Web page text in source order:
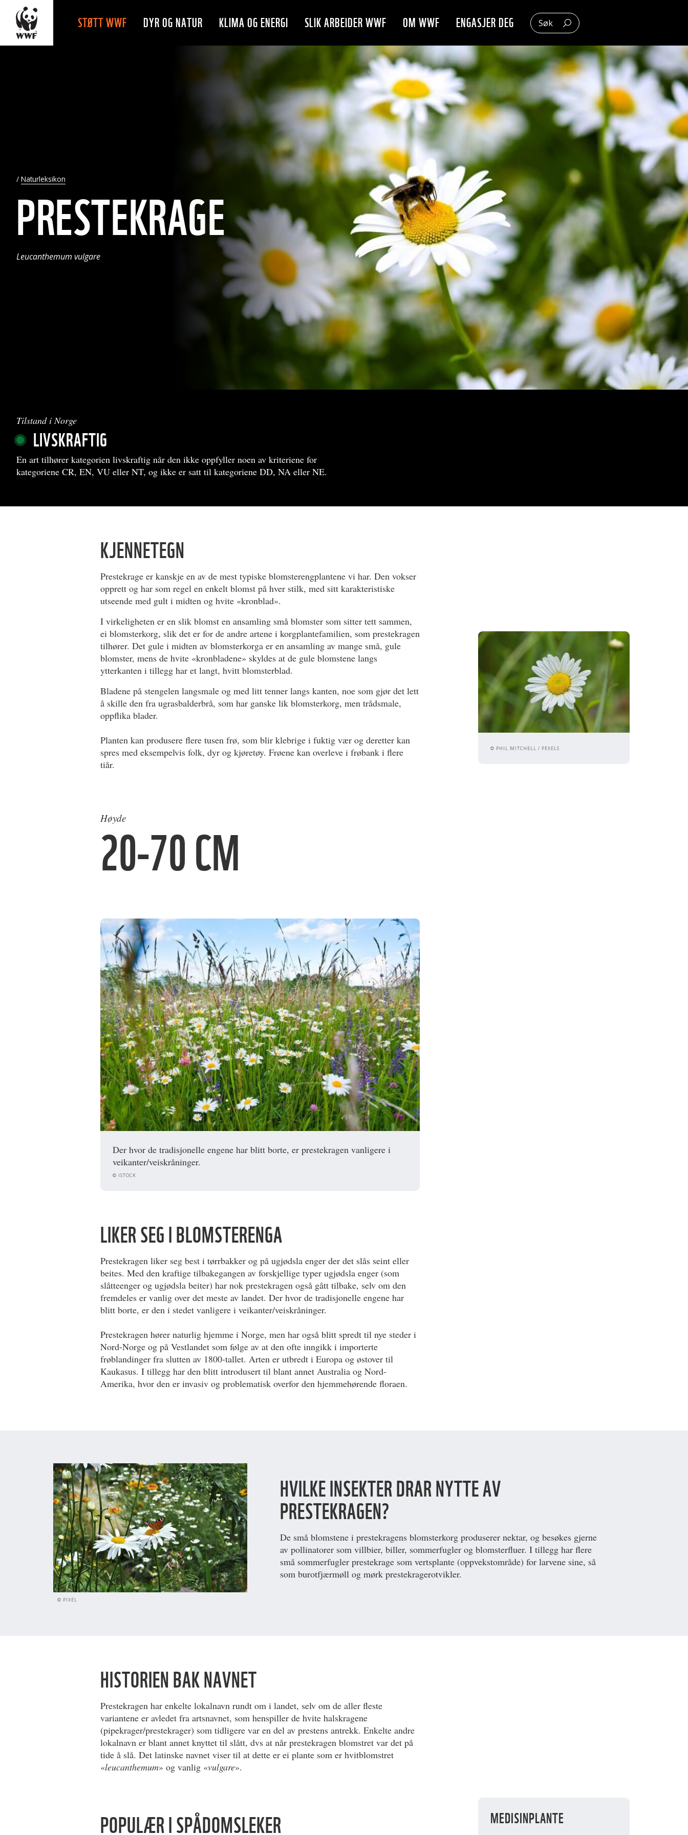
STØTT WWF DYR OG NATUR KLIMA OG ENERGI SLIK ARBEIDER WWF OM WWF ENGASJER DEG Søk
Naturleksikon
PRESTEKRAGE
Leucanthemum vulgare
Tilstand i Norge
LIVSKRAFTIG
En art tilhører kategorien livskraftig når den ikke oppfyller noen av kriteriene for
kategoriene CR, EN, VU eller NT, og ikke er satt til kategoriene DD, NA eller NE.
KJENNETEGN
Prestekrage er kanskje en av de mest typiske blomsterengplantene vi har. Den vokser
opprett og har som regel en enkelt blomst på hver stilk, med sitt karakteristiske
utseende med gult i midten og hvite «kronblad».
© PHIL MITCHELL / PEXELS
I virkeligheten er en slik blomst en ansamling små blomster som sitter tett sammen,
ei blomsterkorg, slik det er for de andre artene i korgplantefamilien, som prestekragen
tilhører. Det gule i midten av blomsterkorga er en ansamling av mange små, gule
blomster, mens de hvite «kronbladene» skyldes at de gule blomstene langs
ytterkanten i tillegg har et langt, hvitt blomsterblad.
Bladene på stengelen langsmale og med litt tenner langs kanten, noe som gjør det lett
å skille den fra ugrasbalderbrå, som har ganske lik blomsterkorg, men trådsmale,
oppflika blader.
Planten kan produsere flere tusen frø, som blir klebrige i fuktig vær og deretter kan
spres med eksempelvis folk, dyr og kjøretøy. Frøene kan overleve i frøbank i flere
tiår.
Høyde
20-70 CM
Der hvor de tradisjonelle engene har blitt borte, er prestekragen vanligere i
veikanter/veiskråninger.
© ISTOCK
LIKER SEG I BLOMSTERENGA
Prestekragen liker seg best i tørrbakker og på ugjødsla enger der det slås seint eller
beites. Med den kraftige tilbakegangen av forskjellige typer ugjødsla enger (som
slåtteenger og ugjødsla beiter) har nok prestekragen også gått tilbake, selv om den
fremdeles er vanlig over det meste av landet. Der hvor de tradisjonelle engene har
blitt borte, er den i stedet vanligere i veikanter/veiskråninger.
Prestekragen hører naturlig hjemme i Norge, men har også blitt spredt til nye steder i
Nord-Norge og på Vestlandet som følge av at den ofte inngikk i importerte
frøblandinger fra slutten av 1800-tallet. Arten er utbredt i Europa og østover til
Kaukasus. I tillegg har den blitt introdusert til blant annet Australia og Nord-
Amerika, hvor den er invasiv og problematisk overfor den hjemmehørende floraen.
© PIXEL
HVILKE INSEKTER DRAR NYTTE AV
PRESTEKRAGEN?
De små blomstene i prestekragens blomsterkorg produserer nektar, og besøkes gjerne
av pollinatorer som villbier, biller, sommerfugler og blomsterfluer. I tillegg har flere
små sommerfugler prestekrage som vertsplante (oppvekstområde) for larvene sine, så
som burotfjærmøll og mørk prestekragerotvikler.
HISTORIEN BAK NAVNET
Prestekragen har enkelte lokalnavn rundt om i landet, selv om de aller fleste
variantene er avledet fra artsnavnet, som henspiller de hvite halskragene
(pipekrager/prestekrager) som tidligere var en del av prestens antrekk. Enkelte andre
lokalnavn er blant annet knyttet til slått, dvs at når prestekragen blomstret var det på
tide å slå. Det latinske navnet viser til at dette er ei plante som er hvitblomstret
«leucanthemum» og vanlig «vulgare».
MEDISINPLANTE
POPULÆR I SPÅDOMSLEKER